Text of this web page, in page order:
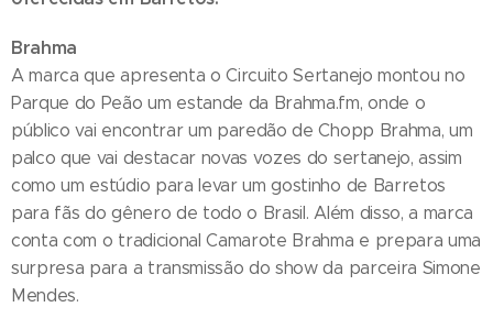
Brahma
A marca que apresenta o Circuito Sertanejo montou no
Parque do Peão um estande da Brahma.fm, onde o
público vai encontrar um paredão de Chopp Brahma, um
palco que vai destacar novas vozes do sertanejo, assim
como um estúdio para levar um gostinho de Barretos
para fãs do gênero de todo o Brasil. Além disso, a marca
conta com o tradicional Camarote Brahma e prepara uma
surpresa para a transmissão do show da parceira Simone
Mendes.